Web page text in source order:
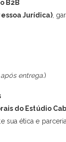
B2B
Jurídica),
entrega.)
do Estúdio
sua ética e